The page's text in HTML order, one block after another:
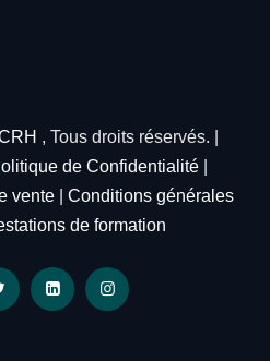
, Tous droits réservés. |
de Confidentialité|
vente| Conditions générales
de formation